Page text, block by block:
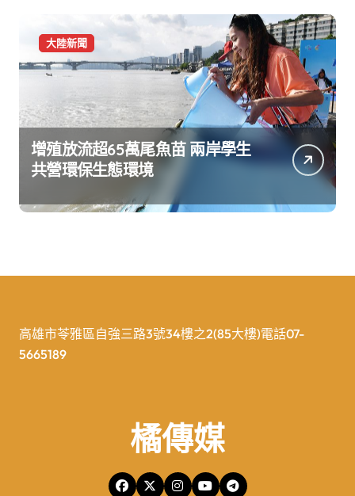
大陸新聞
增殖放流超65萬尾魚苗 兩岸學生
共營環保生態環境
高雄市苓雅區自強三路3號34樓之2(85大樓)電話07-
5665189
橘傳媒